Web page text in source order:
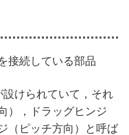
接続している部品
けられていて，それ
），ドラッグヒンジ
（ピッチ方向）と呼ば